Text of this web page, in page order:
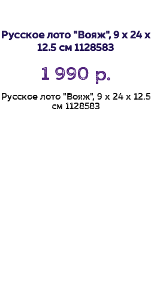
Русское лото "Вояж", 9 х 24 х
12.5 см 1128583
1 990 р.
Русское лото "Вояж", 9 х 24 х 12.5
см 1128583